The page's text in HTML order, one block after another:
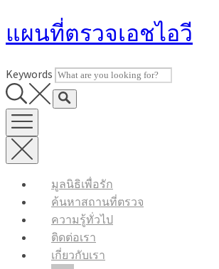
to
แผนที่ตรวจเอชไอวี
Keywords
มูลนิธิเพื่อรัก
ค้นหาสถานที่ตรวจ
ความรู้ทั่วไป
ติดต่อเรา
เกี่ยวกับเรา